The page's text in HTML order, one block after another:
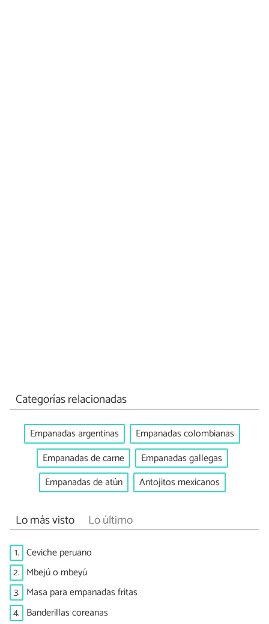
Categorías relacionadas
Empanadas argentinas
Empanadas colombianas
Empanadas de carne
Empanadas gallegas
Empanadas de atún
Antojitos mexicanos
Lo más visto Lo último
1. Ceviche peruano
2. Mbejú o mbeyú
3. Masa para empanadas fritas
4. Banderillas coreanas